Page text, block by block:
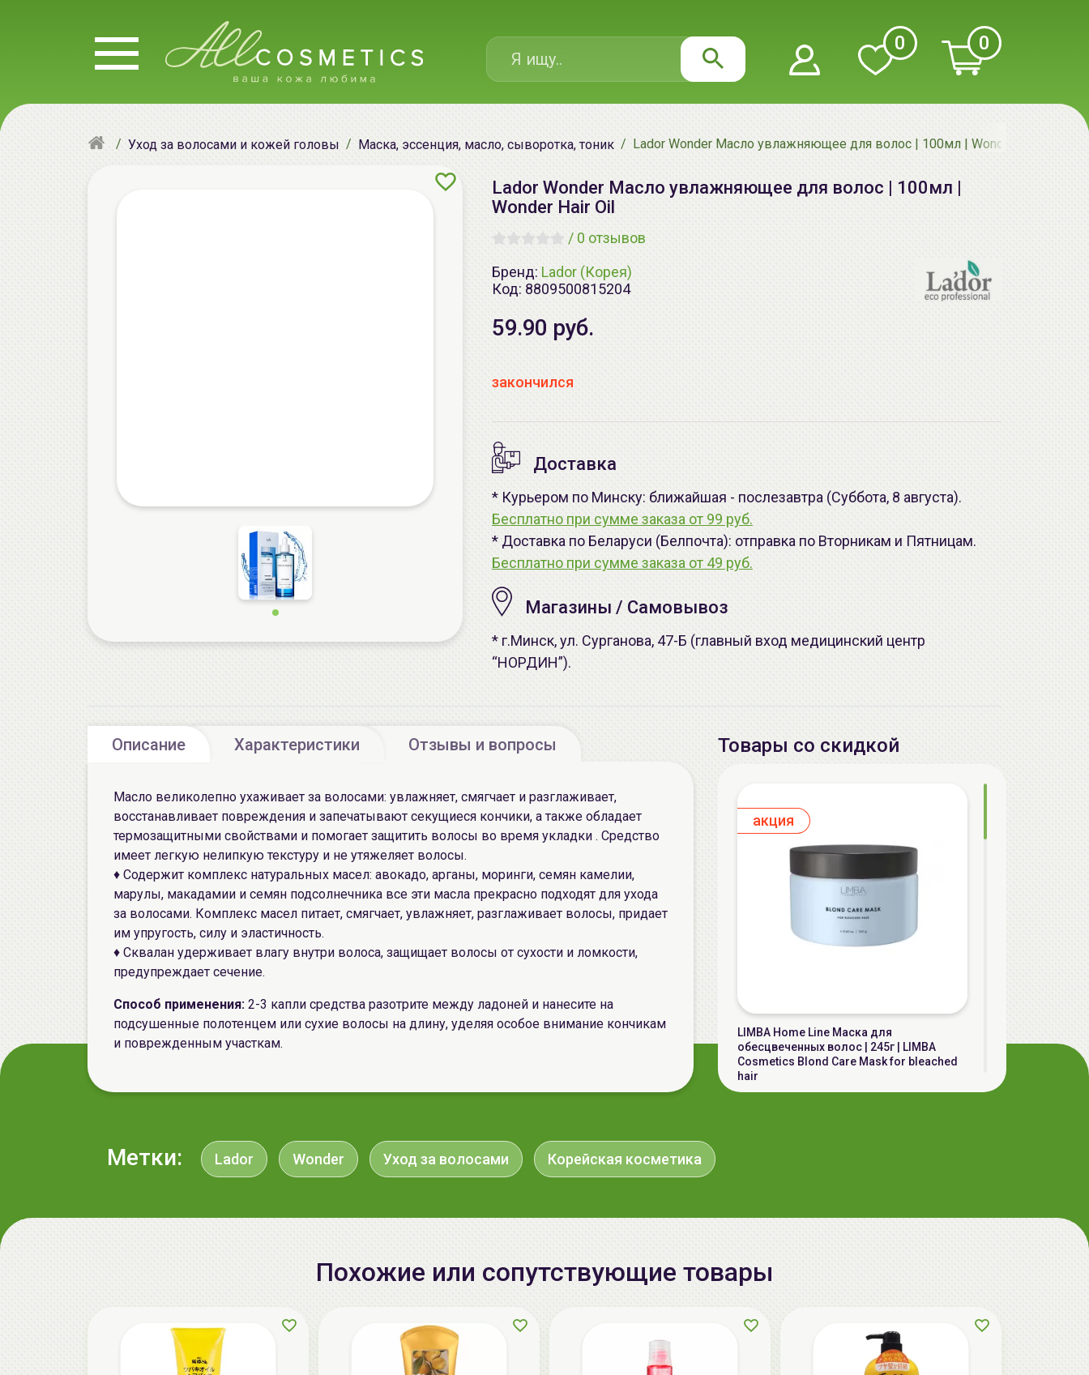
0 0
Уход за волосами и кожей головы Маска, эссенция, масло, сыворотка, тоник Lador Wonder Масло увлажняющее для волос | 100мл | Wonder Hair Oil
Lador Wonder Масло увлажняющее для волос | 100мл |
Wonder Hair Oil
/ 0 отзывов
Бренд: Lador (Корея)
Код: 8809500815204
59.90 руб.
закончился
Доставка
* Курьером по Минску: ближайшая - послезавтра (Суббота, 8 августа).
Бесплатно при сумме заказа от 99 руб.
* Доставка по Беларуси (Белпочта): отправка по Вторникам и Пятницам.
Бесплатно при сумме заказа от 49 руб.
Магазины / Самовывоз
* г.Минск, ул. Сурганова, 47-Б (главный вход медицинский центр
“НОРДИН”).
Описание Характеристики Отзывы и вопросы
Масло великолепно ухаживает за волосами: увлажняет, смягчает и разглаживает,
восстанавливает повреждения и запечатывают секущиеся кончики, а также обладает
термозащитными свойствами и помогает защитить волосы во время укладки . Средство
имеет легкую нелипкую текстуру и не утяжеляет волосы.
♦ Содержит комплекс натуральных масел: авокадо, арганы, моринги, семян камелии,
марулы, макадамии и семян подсолнечника все эти масла прекрасно подходят для ухода
за волосами. Комплекс масел питает, смягчает, увлажняет, разглаживает волосы, придает
им упругость, силу и эластичность.
♦ Сквалан удерживает влагу внутри волоса, защищает волосы от сухости и ломкости,
предупреждает сечение.
Способ применения: 2-3 капли средства разотрите между ладоней и нанесите на
подсушенные полотенцем или сухие волосы на длину, уделяя особое внимание кончикам
и поврежденным участкам.
Товары со скидкой
aкция
LIMBA Home Line Маска для
обесцвеченных волос | 245г | LIMBA
Cosmetics Blond Care Mask for bleached
hair
Метки: Lador Wonder Уход за волосами Корейская косметика
Похожие или сопутствующие товары